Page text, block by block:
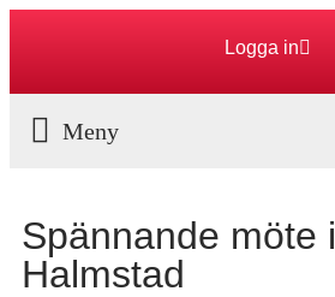
Logga in
Spännande möte i
Halmstad